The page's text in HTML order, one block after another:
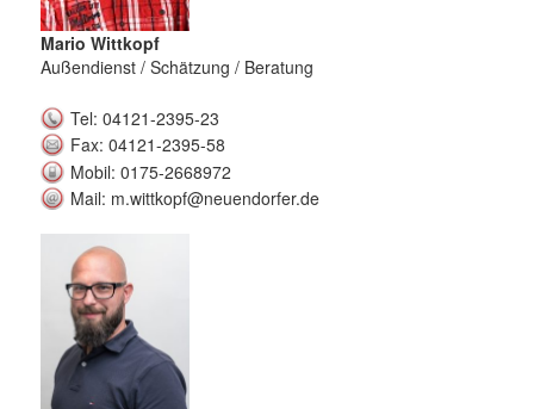
Mario Wittkopf
Außendienst / Schätzung / Beratung
Tel: 04121-2395-23
Fax: 04121-2395-58
Mobil: 0175-2668972
Mail: m.wittkopf@neuendorfer.de